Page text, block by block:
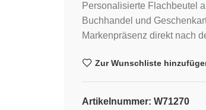
Personalisierte Flachbeutel
Buchhandel und
Markenpräsenz direkt nach
Zur Wunschliste
Artikelnummer: W71270